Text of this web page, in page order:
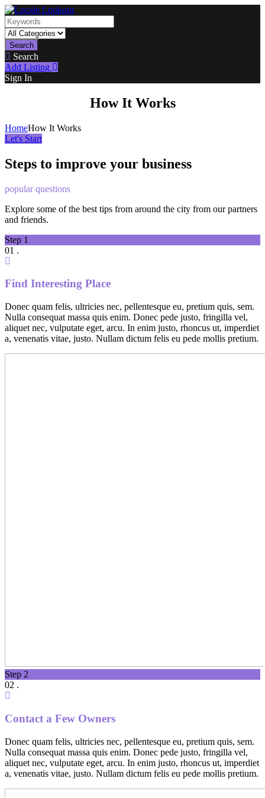
Search
Search
Add Listing
Sign In
How It Works
HomeHow It Works
Let's Start
Steps to improve your business
popular questions
Explore some of the best tips from around the city from our partners
and friends.
Step 1
01 .
Find Interesting Place
Donec quam felis, ultricies nec, pellentesque eu, pretium quis, sem.
Nulla consequat massa quis enim. Donec pede justo, fringilla vel,
aliquet nec, vulputate eget, arcu. In enim justo, rhoncus ut, imperdiet
a, venenatis vitae, justo. Nullam dictum felis eu pede mollis pretium.
Step 2
02 .
Contact a Few Owners
Donec quam felis, ultricies nec, pellentesque eu, pretium quis, sem.
Nulla consequat massa quis enim. Donec pede justo, fringilla vel,
aliquet nec, vulputate eget, arcu. In enim justo, rhoncus ut, imperdiet
a, venenatis vitae, justo. Nullam dictum felis eu pede mollis pretium.